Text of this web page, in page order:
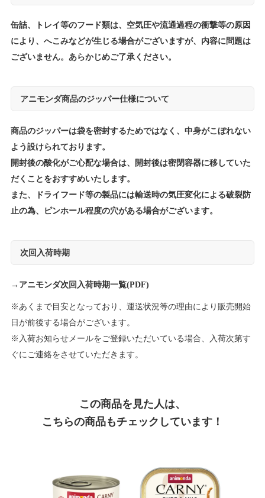
缶詰、トレイ等のフード類は、空気圧や流通過程の衝撃等の原因
により、へこみなどが生じる場合がございますが、内容に問題は
ございません。あらかじめご了承ください。
アニモンダ商品のジッパー仕様について
商品のジッパーは袋を密封するためではなく、中身がこぼれない
よう設けられております。
開封後の酸化がご心配な場合は、開封後は密閉容器に移していた
だくことをおすすめいたします。
また、ドライフード等の製品には輸送時の気圧変化による破裂防
止の為、ピンホール程度の穴がある場合がございます。
次回入荷時期
→ アニモンダ次回入荷時期一覧(PDF)
※あくまで目安となっており、運送状況等の理由により販売開始
日が前後する場合がございます。
※入荷お知らせメールをご登録いただいている場合、入荷次第す
ぐにご連絡をさせていただきます。
この商品を見た人は、
こちらの商品もチェックしています！